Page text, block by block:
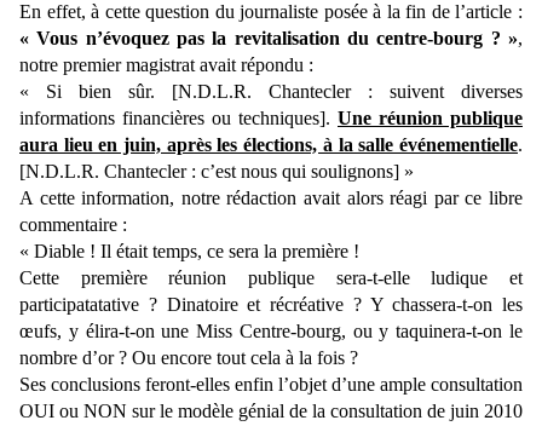
En effet, à cette question du journaliste posée à la fin de l’article :
« Vous n’évoquez pas la revitalisation du centre-bourg ? »,
notre premier magistrat avait répondu :
« Si bien sûr. [N.D.L.R. Chantecler : suivent diverses
informations financières ou techniques]. Une réunion publique
aura lieu en juin, après les élections, à la salle événementielle.
[N.D.L.R. Chantecler : c’est nous qui soulignons] »
A cette information, notre rédaction avait alors réagi par ce libre
commentaire :
« Diable ! Il était temps, ce sera la première !
Cette première réunion publique sera-t-elle ludique et
participatatative ? Dinatoire et récréative ? Y chassera-t-on les
œufs, y élira-t-on une Miss Centre-bourg, ou y taquinera-t-on le
nombre d’or ? Ou encore tout cela à la fois ?
Ses conclusions feront-elles enfin l’objet d’une ample consultation
OUI ou NON sur le modèle génial de la consultation de juin 2010